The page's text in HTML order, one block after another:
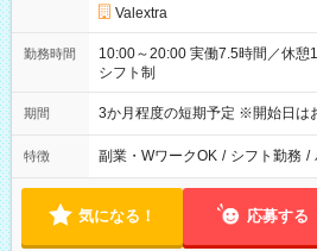
Valextra
勤務時間
10:00～20:00 実働7.5時間／休憩1.5時間 営業時間に合わせた
シフト制
期間 3か月程度の短期予定 ※開始日は
特徴 副業・WワークOK / シフト勤務 /
気になる！ 応募する